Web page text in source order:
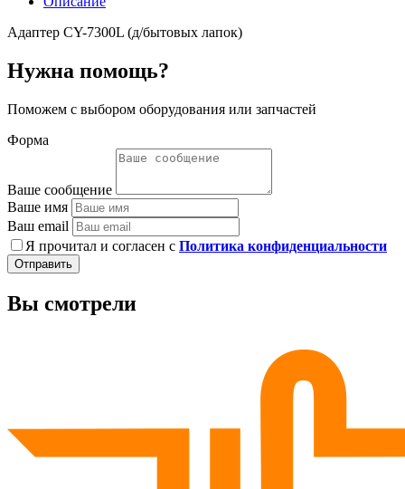
Адаптер CY-7300L (д/бытовых лапок)
Нужна помощь?
Поможем с выбором оборудования или запчастей
Форма
Ваше сообщение
Ваше имя
Ваш email
Я прочитал и согласен с Политика конфиденциальности
Отправить
Вы смотрели